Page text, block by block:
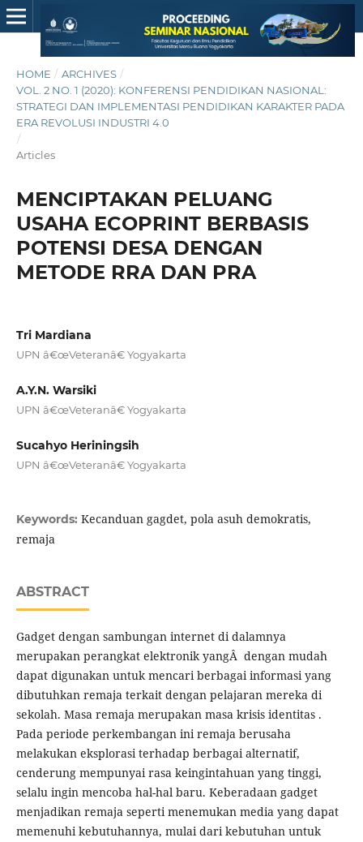
HOME / ARCHIVES /
VOL. 2 NO. 1 (2020): KONFERENSI PENDIDIKAN NASIONAL:
STRATEGI DAN IMPLEMENTASI PENDIDIKAN KARAKTER PADA
ERA REVOLUSI INDUSTRI 4.0
/
Articles
MENCIPTAKAN PELUANG
USAHA ECOPRINT BERBASIS
POTENSI DESA DENGAN
METODE RRA DAN PRA
Tri Mardiana
UPN â€œVeteranâ€ Yogyakarta
A.Y.N. Warsiki
UPN â€œVeteranâ€ Yogyakarta
Sucahyo Heriningsih
UPN â€œVeteranâ€ Yogyakarta
Keywords: Kecanduan gagdet, pola asuh demokratis,
remaja
ABSTRACT
Gadget dengan sambungan internet di dalamnya
merupakan perangkat elektronik yangÂ dengan mudah
dapat digunakan untuk mencari berbagai informasi yang
dibutuhkan remaja terkait dengan pelajaran mereka di
sekolah. Masa remaja merupakan masa krisis identitas .
Pada periode perkembangan ini remaja berusaha
melakukan eksplorasi terhadap berbagai alternatif,
cenderung mempunyai rasa keingintahuan yang tinggi,
selalu ingin mencoba hal-hal baru. Keberadaan gadget
menjadikan remaja seperti menemukan media yang dapat
memenuhi kebutuhannya, mulai dari kebutuhan untuk